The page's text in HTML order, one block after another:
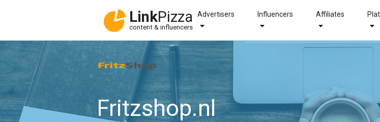
LinkPizza
content & influencers
Advertisers Influencers Affiliates
Fritzshop.nl